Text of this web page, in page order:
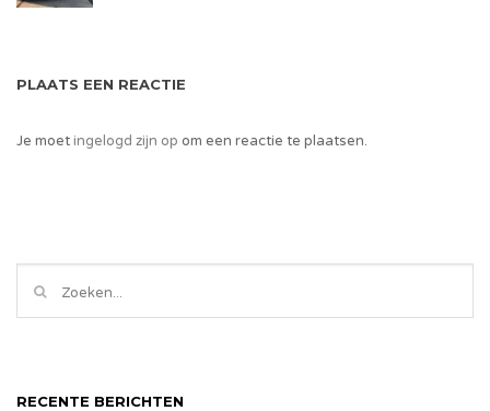
PLAATS EEN REACTIE
Je moetingelogd zijn op om een reactie te plaatsen.
RECENTE BERICHTEN